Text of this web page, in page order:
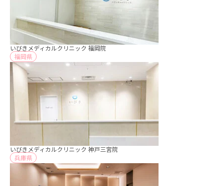
いびきメディカルクリニック 福岡院
福岡県
いびきメディカルクリニック 神戸三宮院
兵庫県